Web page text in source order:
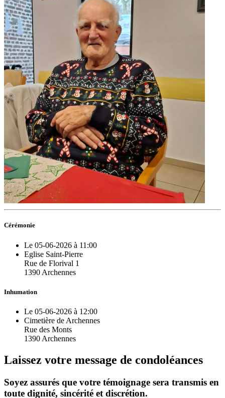
Cérémonie
Le 05-06-2026 à 11:00
Eglise Saint-Pierre
Rue de Florival 1
1390 Archennes
Inhumation
Le 05-06-2026 à 12:00
Cimetière de Archennes
Rue des Monts
1390 Archennes
Laissez votre message de condoléances
Soyez assurés que votre témoignage sera transmis en
toute dignité, sincérité et discrétion.